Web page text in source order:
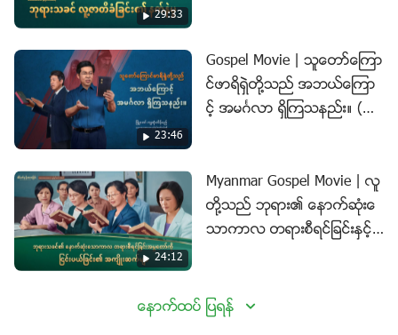
29:33
23:46
Gospel Movie | သူေတာ္ေၾကာ
င္ဖာရိရွဲတို႔သည္ အဘယ္ေၾကာ
င့္ အမဂၤလာ ရွိၾကသနည္း။ (အ
24:12
Myanmar Gospel Movie | လူ
တို႔သည္ ဘုရား၏ ေနာက္ဆုံးေ
သာကာလ တရားစီရင္ျခင္းႏွင့္
င္သေလာ (အသားေပးျပသခ်က္
ေနာက္ထပ္ ျပရန္